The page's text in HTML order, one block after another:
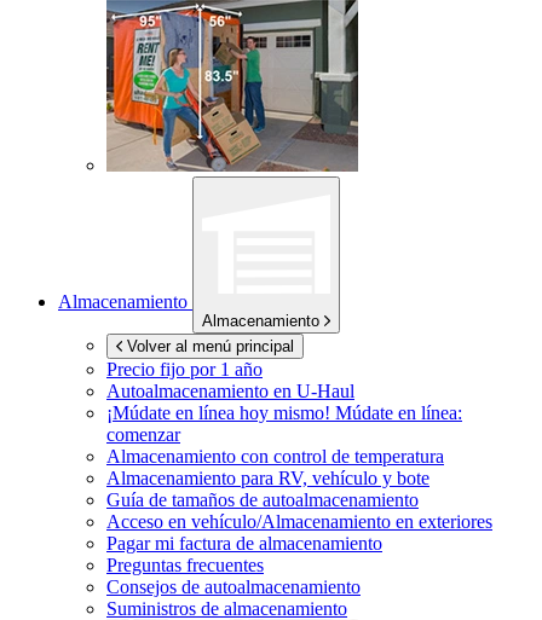
Almacenamiento
Almacenamiento
Volver al menú principal
Precio fijo por 1 año
Autoalmacenamiento en U-Haul
¡Múdate en línea hoy mismo! Múdate en línea:
comenzar
Almacenamiento con control de temperatura
Almacenamiento para RV, vehículo y bote
Guía de tamaños de autoalmacenamiento
Acceso en vehículo/Almacenamiento en exteriores
Pagar mi factura de almacenamiento
Preguntas frecuentes
Consejos de autoalmacenamiento
Suministros de almacenamiento